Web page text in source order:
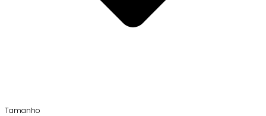
Tamanho